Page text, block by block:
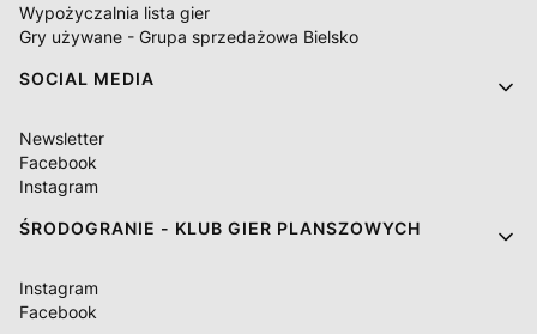
Wypożyczalnia lista gier
Gry używane - Grupa sprzedażowa Bielsko
SOCIAL MEDIA
Newsletter
Facebook
Instagram
ŚRODOGRANIE - KLUB GIER PLANSZOWYCH
Instagram
Facebook